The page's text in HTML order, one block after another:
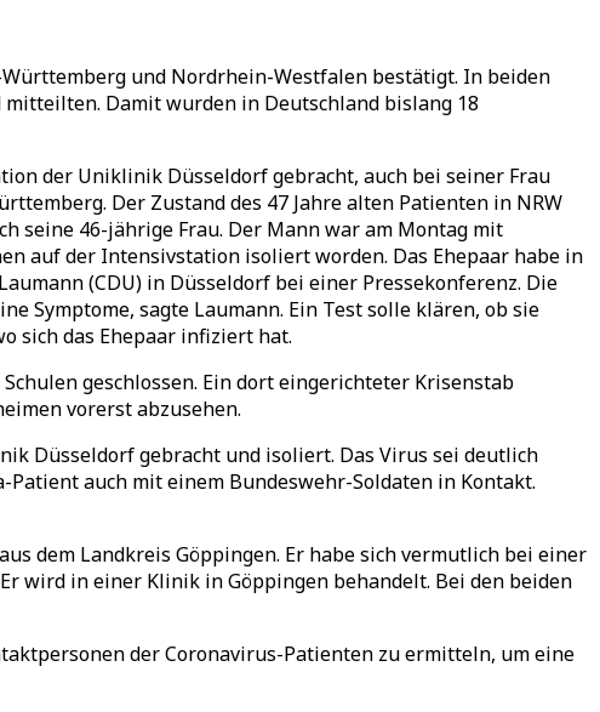
und Nordrhein-Westfalen bestätigt. In beiden
Damit wurden in Deutschland bislang 18
der Uniklinik Düsseldorf gebracht, auch bei seiner Frau
Der Zustand des 47 Jahre alten Patienten in NRW
seine 46-jährige Frau. Der Mann war am Montag mit
auf der Intensivstation isoliert worden. Das Ehepaar habe in
(CDU) in Düsseldorf bei einer Pressekonferenz. Die
Symptome, sagte Laumann. Ein Test solle klären, ob sie
sich das Ehepaar infiziert hat.
geschlossen. Ein dort eingerichteter Krisenstab
vorerst abzusehen.
Düsseldorf gebracht und isoliert. Das Virus sei deutlich
auch mit einem Bundeswehr-Soldaten in Kontakt.
dem Landkreis Göppingen. Er habe sich vermutlich bei einer
wird in einer Klinik in Göppingen behandelt. Bei den beiden
der Coronavirus-Patienten zu ermitteln, um eine